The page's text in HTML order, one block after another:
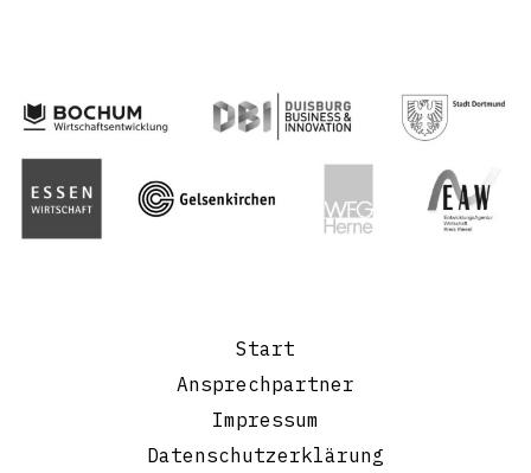
Start
Ansprechpartner
Impressum
Datenschutzerklärung